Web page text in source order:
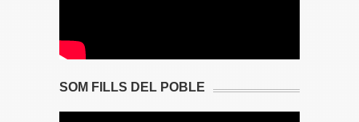
SOM FILLS DEL POBLE